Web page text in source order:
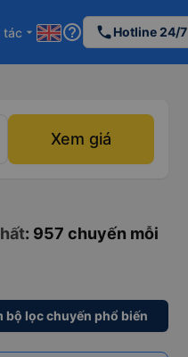
tác arrow_drop_down help_outline phoneHotline 24/7
Xem giá
: 957 chuyến mỗi
bộ lọc chuyến phổ biến